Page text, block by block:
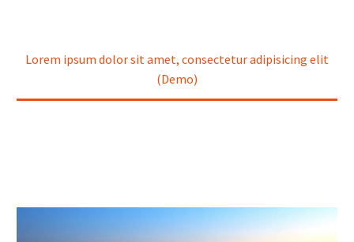
Lorem ipsum dolor sit amet, consectetur adipisicing elit
(Demo)